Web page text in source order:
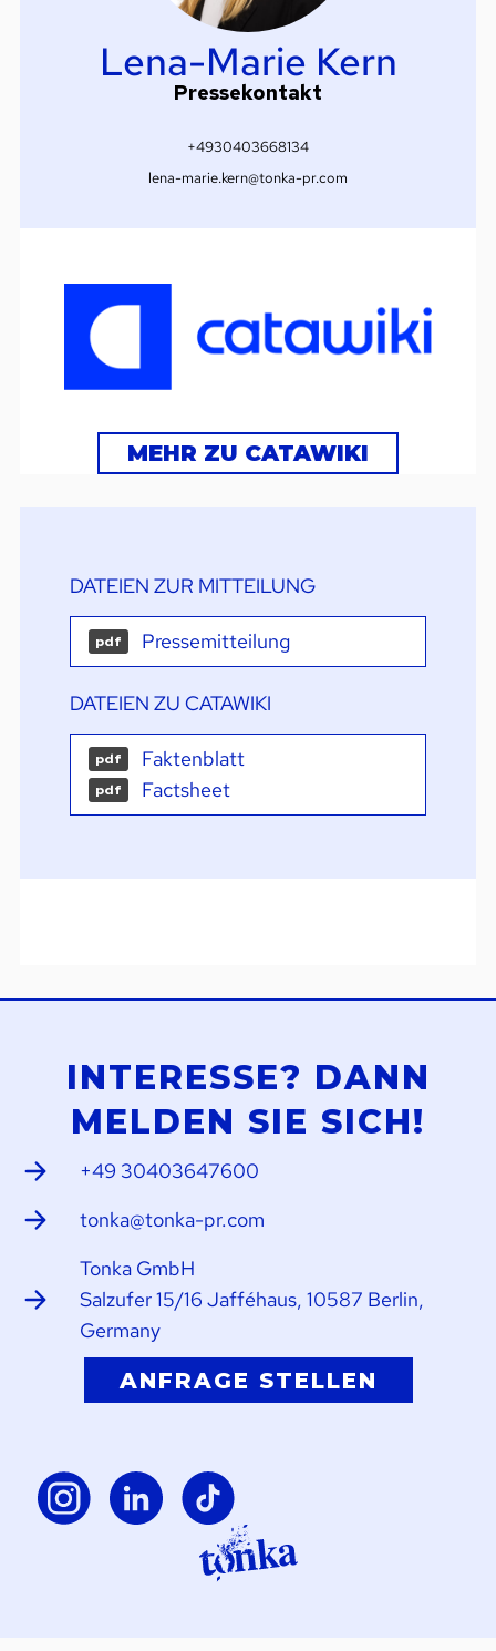
Lena-Marie Kern
Pressekontakt
+4930403668134
lena-marie.kern@tonka-pr.com
MEHR ZU CATAWIKI
DATEIEN ZUR MITTEILUNG
pdf Pressemitteilung
DATEIEN ZU CATAWIKI
pdf Faktenblatt
pdf Factsheet
INTERESSE? DANN
MELDEN SIE SICH!
+49 30403647600
tonka@tonka-pr.com
Tonka GmbH
Salzufer 15/16 Jafféhaus, 10587 Berlin,
Germany
ANFRAGE STELLEN